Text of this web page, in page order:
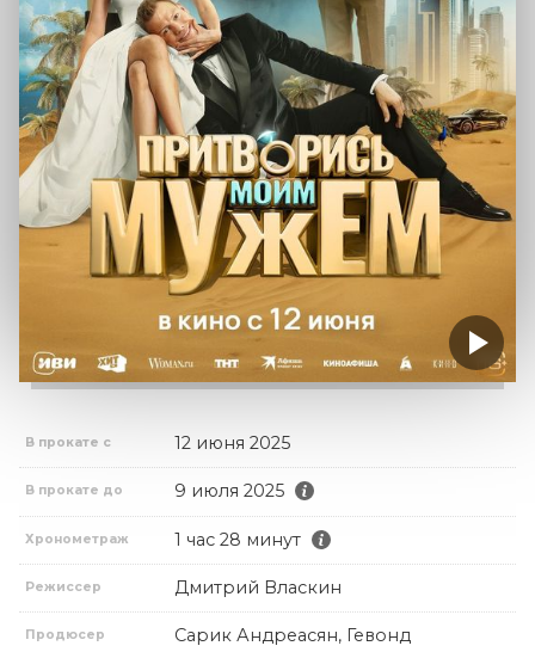
В прокате с 12 июня 2025
В прокате до 9 июля 2025
Хронометраж 1 час 28 минут
Режиссер Дмитрий Власкин
Продюсер
Сарик Андреасян, Гевонд